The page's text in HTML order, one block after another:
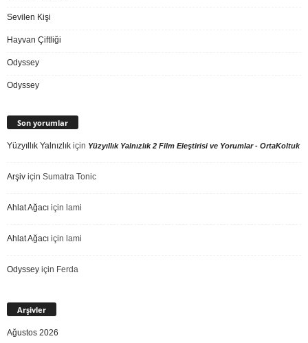
Sevilen Kişi
Hayvan Çiftliği
Odyssey
Odyssey
Son yorumlar
Yüzyıllık Yalnızlık için Yüzyıllık Yalnızlık 2 Film Eleştirisi ve Yorumlar - OrtaKoltuk
Arşiv için Sumatra Tonic
Ahlat Ağacı için lami
Ahlat Ağacı için lami
Odyssey için Ferda
Arşivler
Ağustos 2026